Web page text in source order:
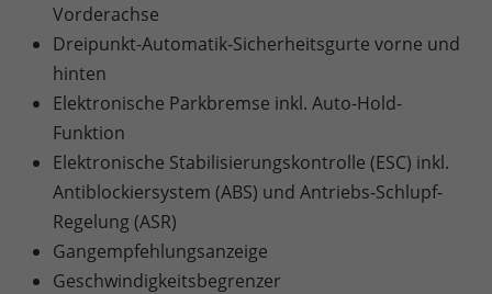
Vorderachse
Dreipunkt-Automatik-Sicherheitsgurte vorne und
hinten
Elektronische Parkbremse inkl. Auto-Hold-
Funktion
Elektronische Stabilisierungskontrolle (ESC) inkl.
Antiblockiersystem (ABS) und Antriebs-Schlupf-
Regelung (ASR)
Gangempfehlungsanzeige
Geschwindigkeitsbegrenzer